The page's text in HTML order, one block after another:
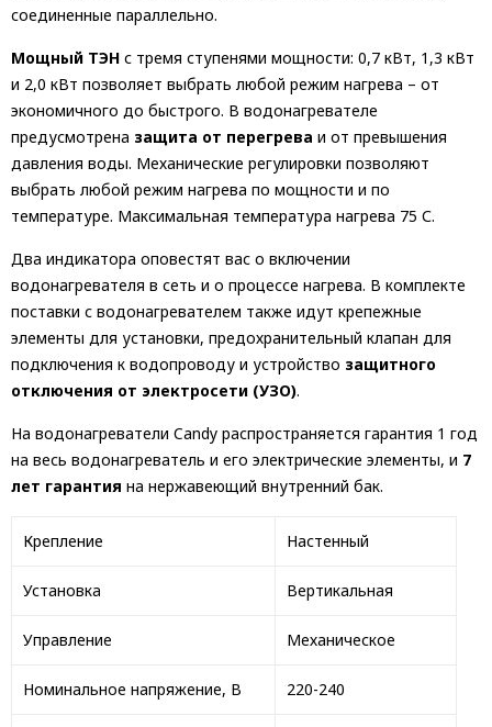
соединенные параллельно.
Мощный ТЭН с тремя ступенями мощности: 0,7 кВт, 1,3 кВт
и 2,0 кВт позволяет выбрать любой режим нагрева – от
экономичного до быстрого. В водонагревателе
предусмотрена защита от перегрева и от превышения
давления воды. Механические регулировки позволяют
выбрать любой режим нагрева по мощности и по
температуре. Максимальная температура нагрева 75 С.
Два индикатора оповестят вас о включении
водонагревателя в сеть и о процессе нагрева. В комплекте
поставки с водонагревателем также идут крепежные
элементы для установки, предохранительный клапан для
подключения к водопроводу и устройство защитного
отключения от электросети (УЗО).
На водонагреватели Candy распространяется гарантия 1 год
на весь водонагреватель и его электрические элементы, и 7
лет гарантия на нержавеющий внутренний бак.
Крепление Настенный
Установка Вертикальная
Управление Механическое
Номинальное напряжение, В 220-240